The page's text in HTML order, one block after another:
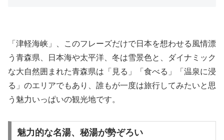
「津軽海峡」、このフレーズだけで日本を想わせる風情漂
う青森県、日本海や太平洋、冬は雪景色と、ダイナミック
な大自然囲まれた青森県は「見る」「食べる」「温泉に浸
る」のエリアでもあり、誰もが一度は旅行してみたいと思
う魅力いっぱいの観光地です。
魅力的な名湯、秘湯が勢ぞろい